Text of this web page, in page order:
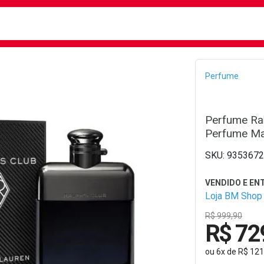
Perfume
Perfume
Perfume
Loja BM Shop
R$ 999,90
R$
ou 6xde R$